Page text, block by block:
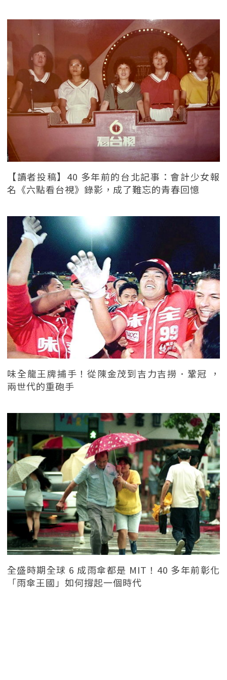
【讀者投稿】40 多年前的台北記事：會計少女報
名《六點看台視》錄影，成了難忘的青春回憶
味全龍王牌捕手！從陳金茂到吉力吉撈．鞏冠 ，
兩世代的重砲手
全盛時期全球 6 成雨傘都是 MIT！40 多年前彰化
「雨傘王國」如何撐起一個時代